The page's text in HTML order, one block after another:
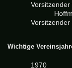
Vorsitzender
Vorsitzender
Wichtige
1970